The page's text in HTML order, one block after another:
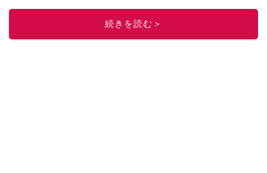
してください！
このイチオシストの他の記事を読む
続きを読む＞